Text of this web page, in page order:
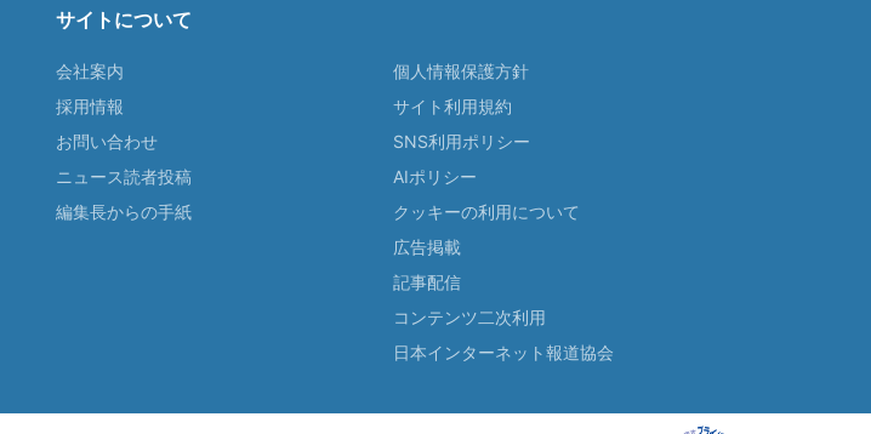
サイトについて
会社案内
採用情報
お問い合わせ
ニュース読者投稿
編集長からの手紙
個人情報保護方針
サイト利用規約
SNS利用ポリシー
AIポリシー
クッキーの利用について
広告掲載
記事配信
コンテンツ二次利用
日本インターネット報道協会